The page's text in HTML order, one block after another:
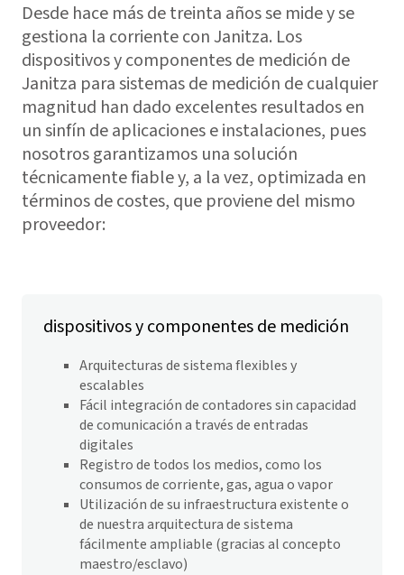
Desde hace más de treinta años se mide y se
gestiona la corriente con Janitza. Los
dispositivos y componentes de medición de
Janitza para sistemas de medición de cualquier
magnitud han dado excelentes resultados en
un sinfín de aplicaciones e instalaciones, pues
nosotros garantizamos una solución
técnicamente fiable y, a la vez, optimizada en
términos de costes, que proviene del mismo
proveedor:
dispositivos y componentes de medición
Arquitecturas de sistema flexibles y
escalables
Fácil integración de contadores sin capacidad
de comunicación a través de entradas
digitales
Registro de todos los medios, como los
consumos de corriente, gas, agua o vapor
Utilización de su infraestructura existente o
de nuestra arquitectura de sistema
fácilmente ampliable (gracias al concepto
maestro/esclavo)